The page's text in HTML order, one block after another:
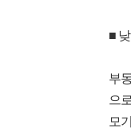
■
부
으
모